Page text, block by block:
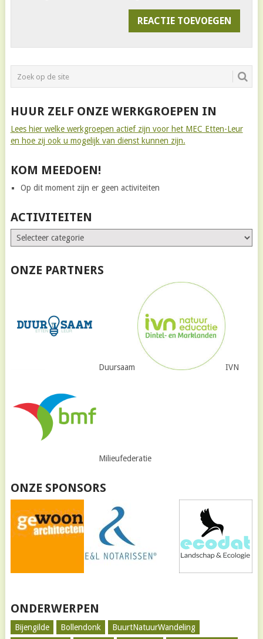
HUUR ZELF ONZE WERKGROEPEN IN
Lees hier welke werkgroepen actief zijn voor het MEC Etten-Leur
en hoe zij ook u mogelijk van dienst kunnen zijn.
KOM MEEDOEN!
Op dit moment zijn er geen activiteiten
ACTIVITEITEN
ONZE PARTNERS
Duursaam IVN
Milieufederatie
ONZE SPONSORS
ONDERWERPEN
Bijengilde Bollendonk
BuurtNatuurWandeling